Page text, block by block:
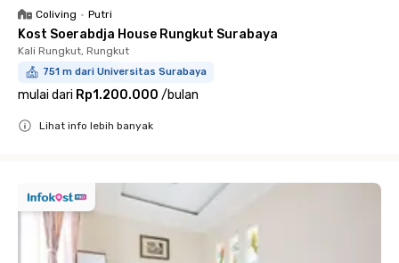
Coliving • Putri
Kost Soerabdja House Rungkut Surabaya
Kali Rungkut, Rungkut
751 m dari Universitas Surabaya
mulai dari Rp1.200.000 /bulan
Lihat info lebih banyak